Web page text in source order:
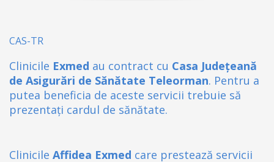
CAS-TR
Clinicile Exmed au contract cu Casa Județeană
de Asigurări de Sănătate Teleorman. Pentru a
putea beneficia de aceste servicii trebuie să
prezentați cardul de sănătate.
Clinicile Affidea Exmed care prestează servicii